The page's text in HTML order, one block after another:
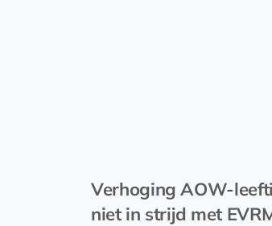
Verhoging AOW-
niet in strijd met